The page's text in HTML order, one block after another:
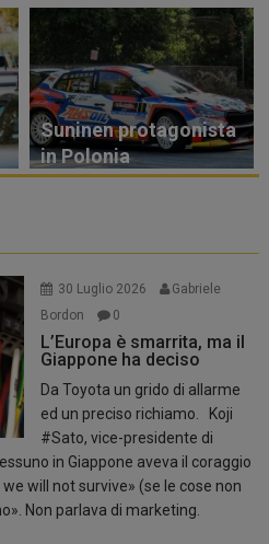
Suninen protagonista
in Polonia
30 Luglio 2026
Gabriele
Bordon
0
L’Europa è smarrita, ma il
Giappone ha deciso
Da Toyota un grido di allarme
ed un preciso richiamo. Koji
#Sato, vice-presidente di
in Giappone aveva il coraggio
will not survive» (se le cose non
Non parlava di marketing.